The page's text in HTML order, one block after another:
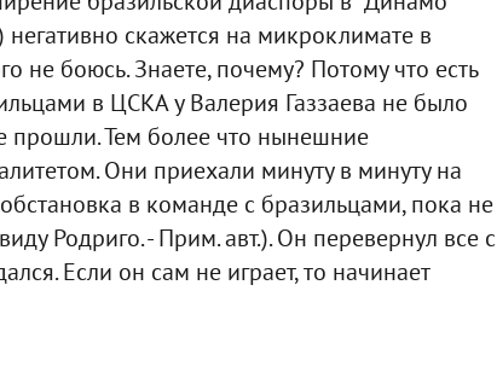
скажется на микроклимате в
не боюсь. Знаете, почему? Потому что есть
в ЦСКА у Валерия Газзаева не было
прошли. Тем более что нынешние
Они приехали минуту в минуту на
в команде с бразильцами, пока не
Родриго. - Прим. авт.). Он перевернул все с
Если он сам не играет, то начинает